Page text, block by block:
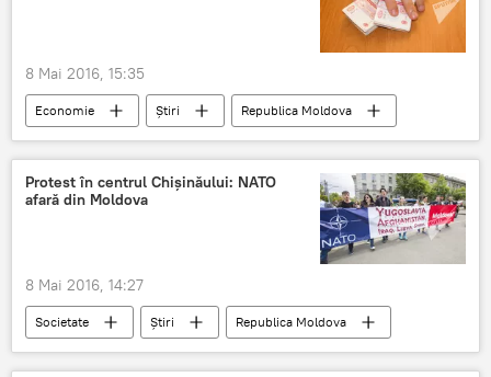
8 Mai 2016, 15:35
Economie Știri
Republica Moldova
Moldova
guvern
investiții
agenți economici
Protest în centrul Chișinăului: NATO
afară din Moldova
8 Mai 2016, 14:27
Societate Știri
Republica Moldova
militari
NATO
SUA